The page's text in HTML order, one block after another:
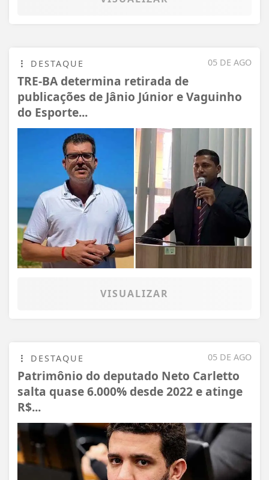
05 DE AGO
DESTAQUE
TRE-BA determina retirada de
publicações de Jânio Júnior e Vaguinho
do Esporte...
VISUALIZAR
05 DE AGO
DESTAQUE
Patrimônio do deputado Neto Carletto
salta quase 6.000% desde 2022 e atinge
R$...